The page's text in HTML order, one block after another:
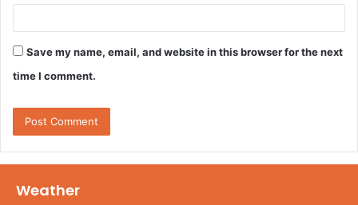
Save my name, email, and website in this browser for the next
time I comment.
Weather